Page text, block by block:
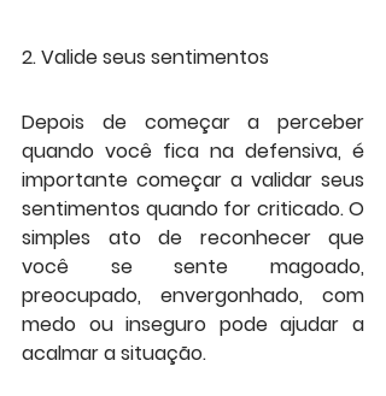
2. Valide seus sentimentos
Depois de começar a perceber
quando você fica na defensiva, é
importante começar a validar seus
sentimentos quando for criticado. O
simples ato de reconhecer que
você se sente magoado,
preocupado, envergonhado, com
medo ou inseguro pode ajudar a
acalmar a situação.